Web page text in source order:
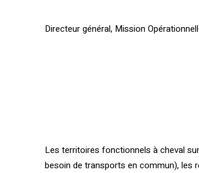
Directeur général, Mission
Les territoires fonctionnels à cheval
besoin de transports en commun), les